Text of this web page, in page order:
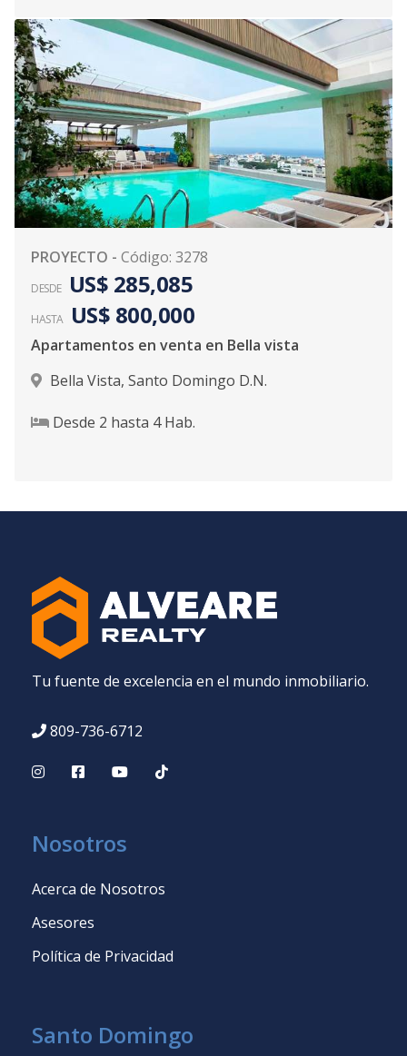
PROYECTO - Código: 3278
DESDE US$ 285,085
HASTA US$ 800,000
Apartamentos en venta en Bella vista
Bella Vista, Santo Domingo D.N.
Desde 2 hasta 4Hab.
Tu fuente de excelencia en el mundo inmobiliario.
809-736-6712
Nosotros
Acerca de Nosotros
Asesores
Política de Privacidad
Santo Domingo